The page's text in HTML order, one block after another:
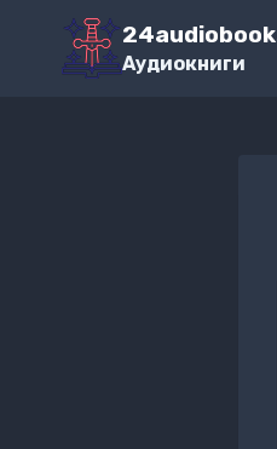
Перейти
содержимомуАудиокниги